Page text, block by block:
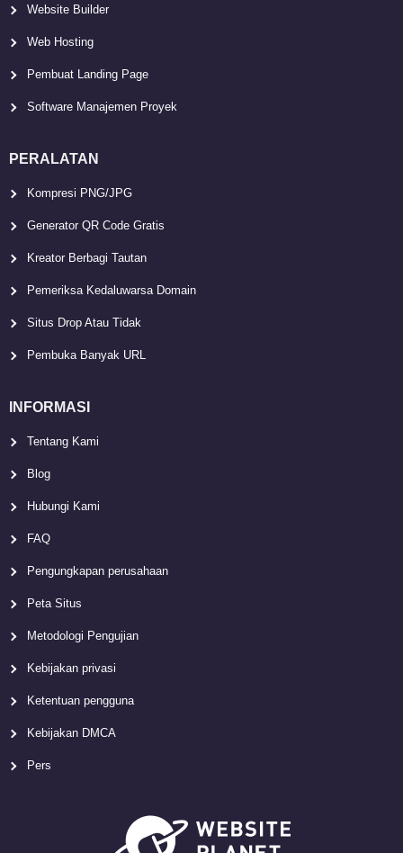
Website Builder
Web Hosting
Pembuat Landing Page
Software Manajemen Proyek
PERALATAN
Kompresi PNG/JPG
Generator QR Code Gratis
Kreator Berbagi Tautan
Pemeriksa Kedaluwarsa Domain
Situs Drop Atau Tidak
Pembuka Banyak URL
INFORMASI
Tentang Kami
Blog
Hubungi Kami
FAQ
Pengungkapan perusahaan
Peta Situs
Metodologi Pengujian
Kebijakan privasi
Ketentuan pengguna
Kebijakan DMCA
Pers